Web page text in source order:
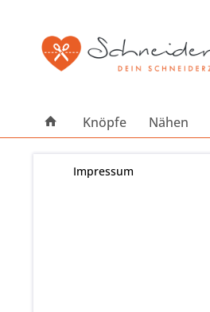
Knöpfe Nähen
Impressum